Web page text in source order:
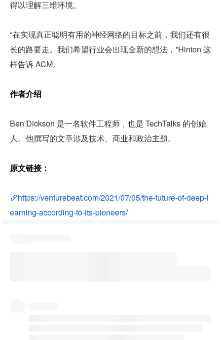
得以理解三维环境。
“在实现真正聪明有用的神经网络的目标之前，我们还有很
长的路要走。我们希望行业会出现全新的想法，”Hinton 这
样告诉 ACM。
作者介绍
Ben Dickson 是一名软件工程师，也是 TechTalks 的创始
人。他撰写的文章涉及技术、商业和政治主题。
原文链接：
https://venturebeat.com/2021/07/05/the-future-of-deep-l
earning-according-to-its-pioneers/